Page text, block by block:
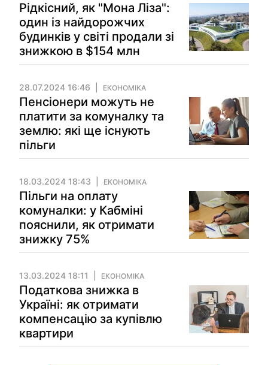
Рідкісний, як "Мона Ліза":
один із найдорожчих
будинків у світі продали зі
знижкою в $154 млн
28.07.2024 16:46 ЕКОНОМІКА
Пенсіонери можуть не
платити за комуналку та
землю: які ще існують
пільги
18.03.2024 18:43 ЕКОНОМІКА
Пільги на оплату
комуналки: у Кабміні
пояснили, як отримати
знижку 75%
13.03.2024 18:11 ЕКОНОМІКА
Податкова знижка в
Україні: як отримати
компенсацію за купівлю
квартири